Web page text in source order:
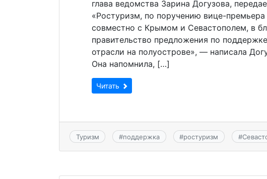
глава ведомства Зарина Догузова,
«Ростуризм, по поручению вице-
совместно с Крымом и Севастополем, в
правительство предложения по
отрасли на полуострове», — написала
Она напомнила, […]
Читать
Туризм #поддержка #ростуризм #